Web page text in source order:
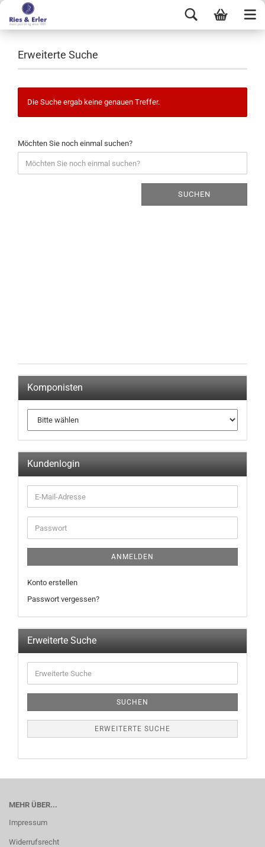
Erweiterte Suche
Die Suche ergab keine genauen Treffer.
Möchten Sie noch einmal suchen?
SUCHEN
Komponisten
Kundenlogin
ANMELDEN
Konto erstellen
Passwort vergessen?
Erweiterte Suche
SUCHEN
ERWEITERTE SUCHE
MEHR ÜBER...
Impressum
Widerrufsrecht